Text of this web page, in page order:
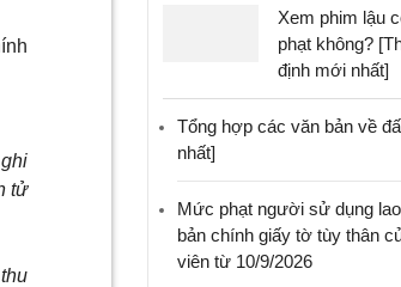
tử
Xem phim lậu
phạt không?
định mới nhất]
Tổng hợp các văn bản về
nhất]
Mức phạt người sử dụng
bản chính giấy tờ tùy thân
viên từ 10/9/2026